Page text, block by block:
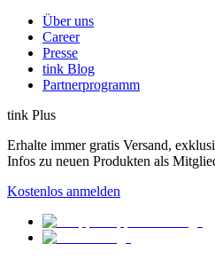
Über uns
Career
Presse
tink Blog
Partnerprogramm
tink Plus
Erhalte immer gratis Versand,
Infos zu neuen Produkten als
Kostenlos anmelden